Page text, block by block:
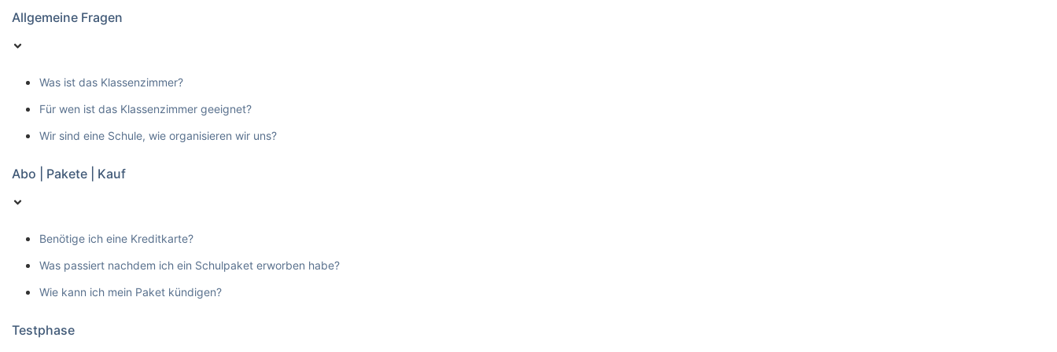
Allgemeine Fragen
Was ist das Klassenzimmer?
Für wen ist das Klassenzimmer geeignet?
Wir sind eine Schule, wie organisieren wir uns?
Abo | Pakete | Kauf
Benötige ich eine Kreditkarte?
Was passiert nachdem ich ein Schulpaket erworben habe?
Wie kann ich mein Paket kündigen?
Testphase